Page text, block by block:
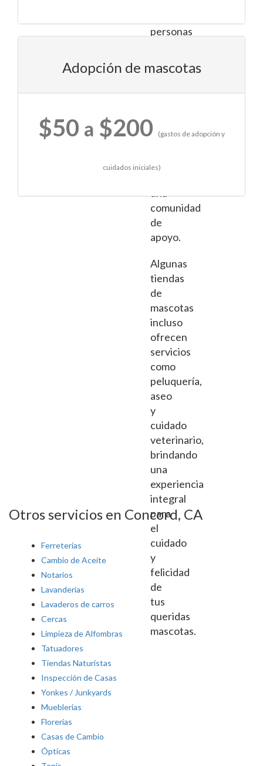
personas
comparten
el
amor
los
animales,
que
una
comunidad
de
apoyo.
Algunas
tiendas
de
mascotas
incluso
ofrecen
servicios
como
peluquería,
aseo
y
cuidado
veterinario,
brindando
una
experiencia
integral
para
el
cuidado
y
felicidad
de
tus
queridas
mascotas.
Adopción de mascotas
$50 a $200 (gastos de adopción y
cuidados iniciales)
Otros servicios en Concord, CA
Ferreterías
Cambio de Aceite
Notarios
Lavanderías
Lavaderos de carros
Cercas
Limpieza de Alfombras
Tatuadores
Tiendas Naturistas
Inspección de Casas
Yonkes / Junkyards
Mueblerias
Florerías
Casas de Cambio
Ópticas